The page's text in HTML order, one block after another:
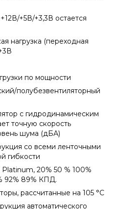
+5В/+3,3В остается
нагрузка (переходная
по мощности
полубезвентиляторный
с гидродинамическим
точную скорость
шума (дБА)
со всеми ленточными
гибкости
20% 50 % 100%
92% 89% КПД.
рассчитанные на 105 °C
автоматического